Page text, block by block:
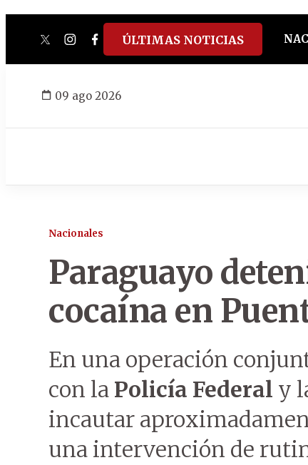
twitterinstagram
facebook
tiktokyoutube
spotify
ÚLTIMAS NOTICIAS
09 ago 2026
Nacionales
Paraguayo
cocaína en
En una operación
con la Policía Federal y
incautar
una intervención de